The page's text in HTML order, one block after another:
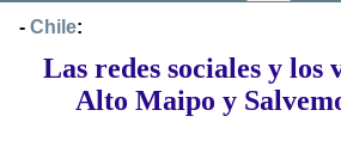
- Chile:
Las redes sociales y los
Alto Maipo y